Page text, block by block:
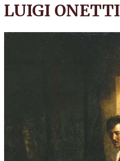
LUIGI ONETTI